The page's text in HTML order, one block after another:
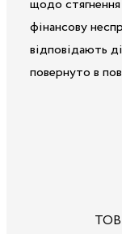
щодо
фінансову
відповідають
повернуто в
ТОВ